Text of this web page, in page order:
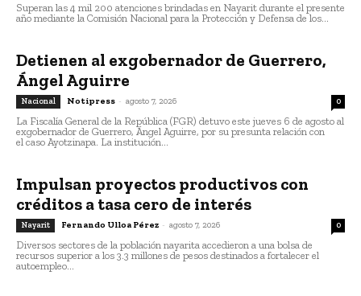
Superan las 4 mil 200 atenciones brindadas en Nayarit durante el presente
año mediante la Comisión Nacional para la Protección y Defensa de los...
Detienen al exgobernador de Guerrero,
Ángel Aguirre
Nacional Notipress - agosto 7, 2026 0
La Fiscalía General de la República (FGR) detuvo este jueves 6 de agosto al
exgobernador de Guerrero, Ángel Aguirre, por su presunta relación con
el caso Ayotzinapa. La institución...
Impulsan proyectos productivos con
créditos a tasa cero de interés
Nayarit Fernando Ulloa Pérez - agosto 7, 2026 0
Diversos sectores de la población nayarita accedieron a una bolsa de
recursos superior a los 3.3 millones de pesos destinados a fortalecer el
autoempleo...